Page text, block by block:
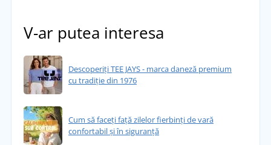
V-ar putea interesa
Descoperiți TEE JAYS - marca daneză premium
cu tradiție din 1976
Cum să faceți față zilelor fierbinți de vară
confortabil și în siguranță